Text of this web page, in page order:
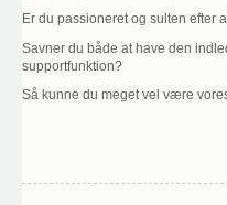
Er du passioneret og sulten efter
Savner du både at have den
supportfunktion?
Så kunne du meget vel være